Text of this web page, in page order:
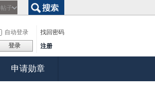
帖子
自动登录
找回密码
登录 注册
申请勋章